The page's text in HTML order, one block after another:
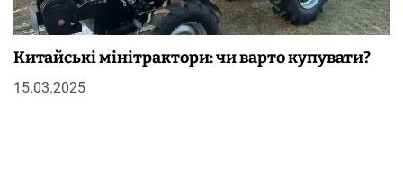
Китайські мінітрактори: чи варто купувати?
15.03.2025